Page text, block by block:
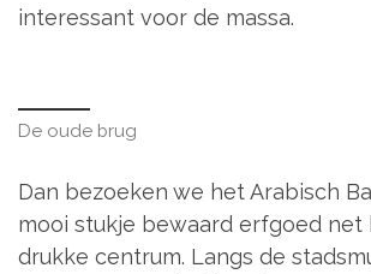
interessant voor de massa.
De oude brug
Dan bezoeken we het Arabisch
mooi stukje bewaard erfgoed net
drukke centrum. Langs de